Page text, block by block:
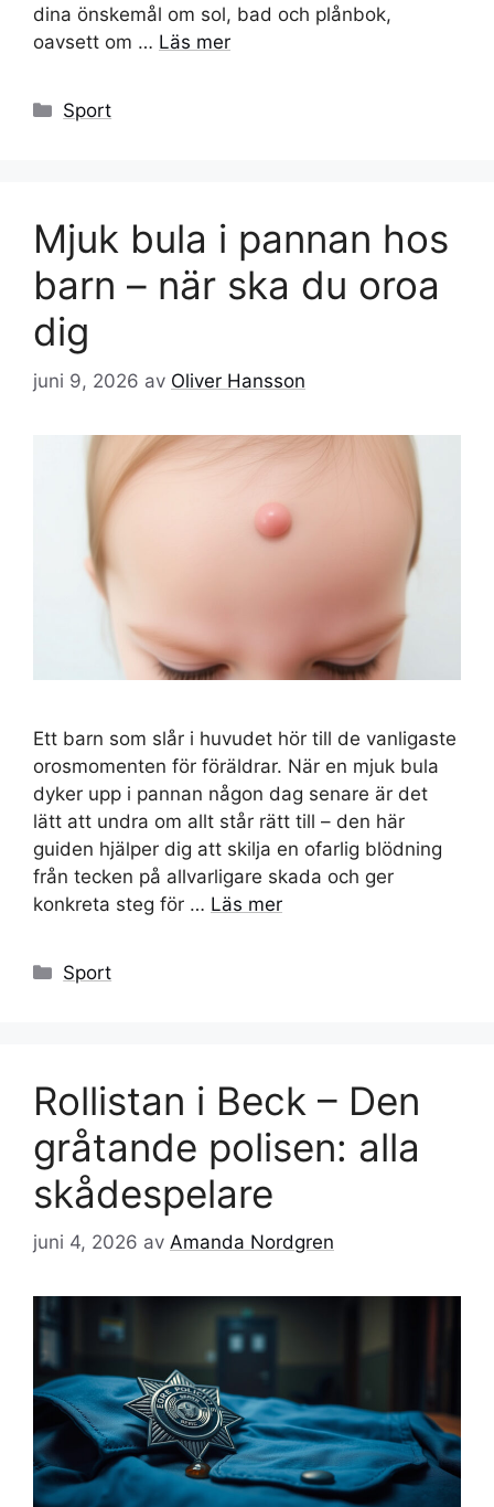
dina önskemål om sol, bad och plånbok,
oavsett om … Läs mer
Kategorier
Sport
Mjuk bula i pannan hos
barn – när ska du oroa
dig
juni 9, 2026 av Oliver Hansson
Ett barn som slår i huvudet hör till de vanligaste
orosmomenten för föräldrar. När en mjuk bula
dyker upp i pannan någon dag senare är det
lätt att undra om allt står rätt till – den här
guiden hjälper dig att skilja en ofarlig blödning
från tecken på allvarligare skada och ger
konkreta steg för … Läs mer
Kategorier
Sport
Rollistan i Beck – Den
gråtande polisen: alla
skådespelare
juni 4, 2026 av Amanda Nordgren